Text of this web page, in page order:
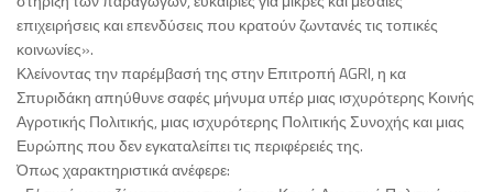
επιχειρήσεις και επενδύσεις που κρατούν ζωντανές τις τοπικές
κοινωνίες».
Κλείνοντας την παρέμβασή της στην Επιτροπή AGRI, η κα
Σπυριδάκη απηύθυνε σαφές μήνυμα υπέρ μιας ισχυρότερης Κοινής
Αγροτικής Πολιτικής, μιας ισχυρότερης Πολιτικής Συνοχής και μιας
Ευρώπης που δεν εγκαταλείπει τις περιφέρειές της.
Όπως χαρακτηριστικά ανέφερε: